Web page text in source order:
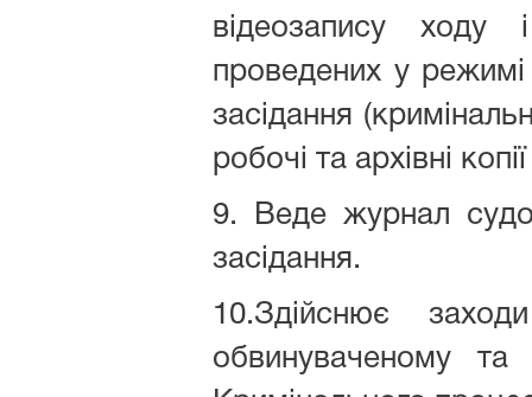
відеозапису ходу
проведених у режимі
засідання
робочі та архівні
9. Веде журнал
засідання.
10.Здійснює
обвинуваченому